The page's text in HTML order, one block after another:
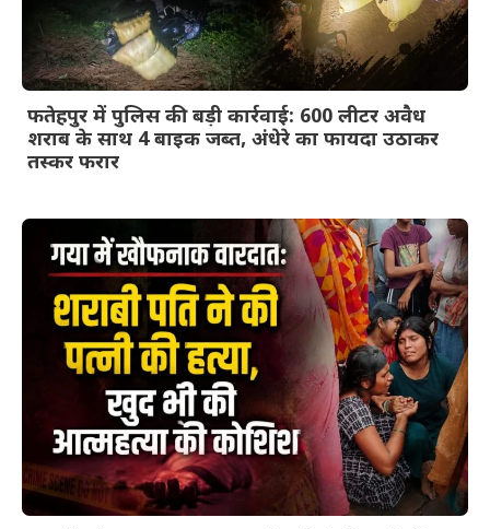
फतेहपुर में पुलिस की बड़ी कार्रवाई: 600 लीटर अवैध
शराब के साथ 4 बाइक जब्त, अंधेरे का फायदा उठाकर
तस्कर फरार